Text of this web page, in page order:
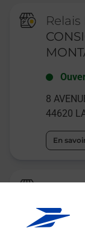
8
44620
En
ABV